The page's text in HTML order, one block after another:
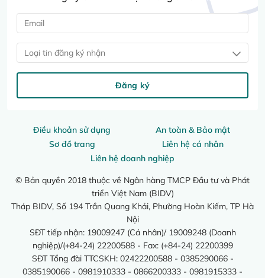
Điều khoản sử dụng
An toàn & Bảo mật
Sơ đồ trang
Liên hệ cá nhân
Liên hệ doanh nghiệp
© Bản quyền 2018 thuộc về Ngân hàng TMCP Đầu tư và Phát
triển Việt Nam (BIDV)
Tháp BIDV, Số 194 Trần Quang Khải, Phường Hoàn Kiếm, TP Hà
Nội
SĐT tiếp nhận: 19009247 (Cá nhân)/ 19009248 (Doanh
nghiệp)/(+84-24) 22200588 - Fax: (+84-24) 22200399
SĐT Tổng đài TTCSKH: 02422200588 - 0385290066 -
0385190066 - 0981910333 - 0866200333 - 0981915333 -
Loại tin đăng ký nhận
Đăng ký